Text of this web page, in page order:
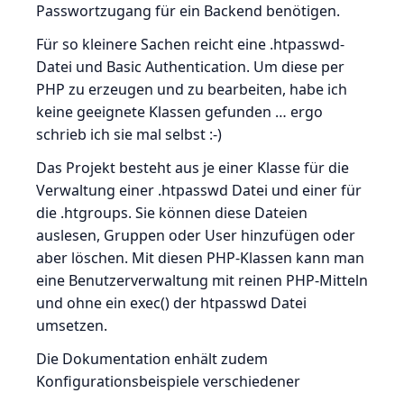
Passwortzugang für ein Backend benötigen.
Für so kleinere Sachen reicht eine .htpasswd-
Datei und Basic Authentication. Um diese per
PHP zu erzeugen und zu bearbeiten, habe ich
keine geeignete Klassen gefunden … ergo
schrieb ich sie mal selbst :-)
Das Projekt besteht aus je einer Klasse für die
Verwaltung einer .htpasswd Datei und einer für
die .htgroups. Sie können diese Dateien
auslesen, Gruppen oder User hinzufügen oder
aber löschen. Mit diesen PHP-Klassen kann man
eine Benutzerverwaltung mit reinen PHP-Mitteln
und ohne ein exec() der htpasswd Datei
umsetzen.
Die Dokumentation enhält zudem
Konfigurationsbeispiele verschiedener